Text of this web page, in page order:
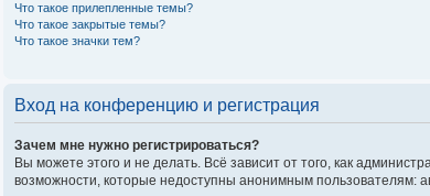
Что такое прилепленные темы?
Что такое закрытые темы?
Что такое значки тем?
Вход на конференцию и регистрация
Зачем мне нужно регистрироваться?
Вы можете этого и не делать. Всё зависит от того, как
возможности, которые недоступны анонимным пользователям: